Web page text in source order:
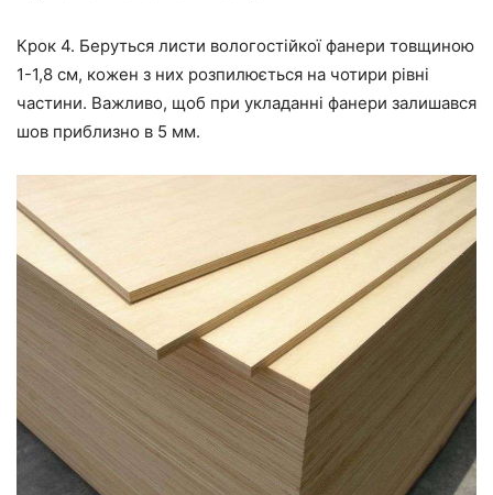
Крок 4. Беруться листи вологостійкої фанери товщиною
1-1,8 см, кожен з них розпилюється на чотири рівні
частини. Важливо, щоб при укладанні фанери залишався
шов приблизно в 5 мм.